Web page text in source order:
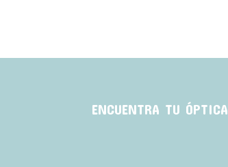
ENCUENTRA TU ÓPTICA